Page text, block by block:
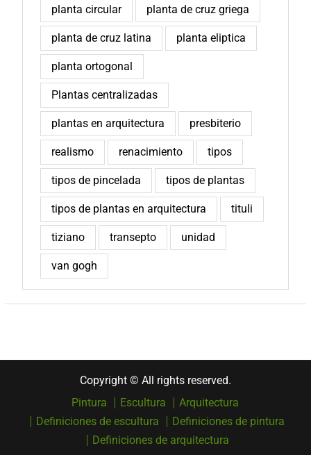
planta circular planta de cruz griega
planta de cruz latina planta eliptica
planta ortogonal
Plantas centralizadas
plantas en arquitectura presbiterio
realismo renacimiento tipos
tipos de pincelada tipos de plantas
tipos de plantas en arquitectura tituli
tiziano transepto unidad
van gogh
Copyright © All rights reserved.
Pintura
Escultura
Arquitectura
Definiciones de escultura
Definiciones de pintura
Definiciones de arquitectura